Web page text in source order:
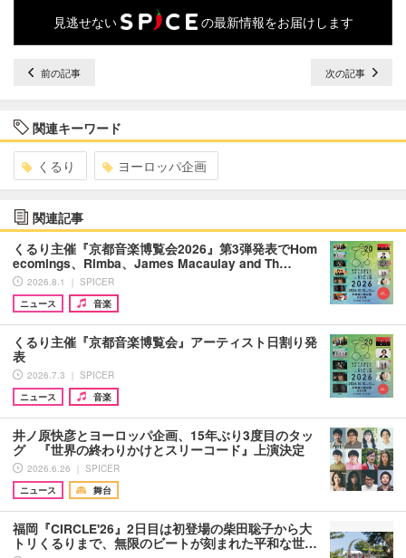
見逃せない の最新情報をお届けします
前の記事 次の記事
関連キーワード
くるり ヨーロッパ企画
関連記事
くるり主催『京都音楽博覧会2026』第3弾発表でHom
ecomings、Rimba、James Macaulay and Th…
2026.8.1 ｜ SPICER
ニュース
音楽
くるり主催『京都音楽博覧会』アーティスト日割り発
表
2026.7.3 ｜ SPICER
ニュース
音楽
井ノ原快彦とヨーロッパ企画、15年ぶり3度目のタッ
グ 『世界の終わりかけとスリーコード』上演決定
2026.6.26 ｜ SPICER
ニュース
舞台
福岡『CIRCLE'26』2日目は初登場の柴田聡子から大
トリくるりまで、無限のビートが刻まれた平和な世…